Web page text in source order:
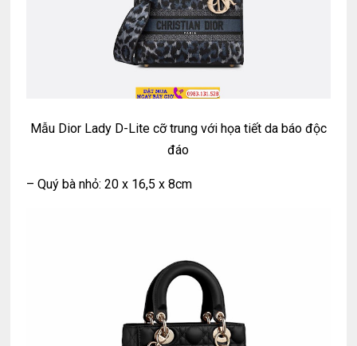
Mẫu Dior Lady D-Lite cỡ trung với họa tiết da báo độc
đáo
– Quý bà nhỏ: 20 x 16,5 x 8cm